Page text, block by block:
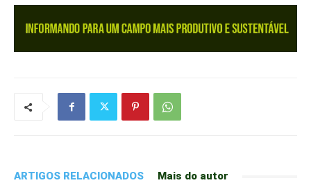
ARTIGOS RELACIONADOS Mais do autor